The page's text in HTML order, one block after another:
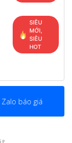
SIÊU
MỚI,
SIÊU
HOT
Zalo báo giá